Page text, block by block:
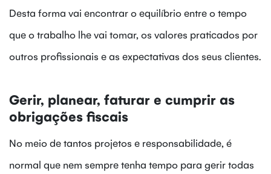
Desta forma vai encontrar o equilíbrio entre o tempo
que o trabalho lhe vai tomar, os valores praticados por
outros profissionais e as expectativas dos seus clientes.
Gerir, planear, faturar e cumprir as
obrigações fiscais
No meio de tantos projetos e responsabilidade, é
normal que nem sempre tenha tempo para gerir todas